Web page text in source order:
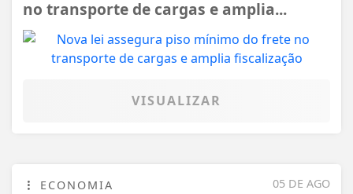
no transporte de cargas e amplia...
VISUALIZAR
05 DE AGO
ECONOMIA